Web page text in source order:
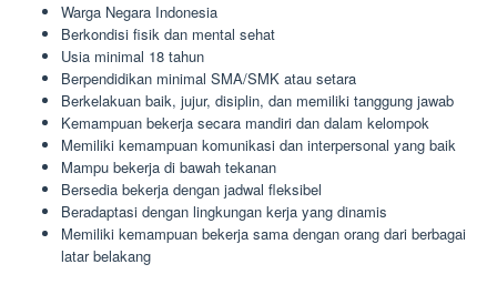
Warga Negara Indonesia
Berkondisi fisik dan mental sehat
Usia minimal 18 tahun
Berpendidikan minimal SMA/SMK atau setara
Berkelakuan baik, jujur, disiplin, dan memiliki tanggung jawab
Kemampuan bekerja secara mandiri dan dalam kelompok
Memiliki kemampuan komunikasi dan interpersonal yang baik
Mampu bekerja di bawah tekanan
Bersedia bekerja dengan jadwal fleksibel
Beradaptasi dengan lingkungan kerja yang dinamis
Memiliki kemampuan bekerja sama dengan orang dari berbagai
latar belakang